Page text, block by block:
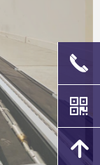
끅
낃
녕